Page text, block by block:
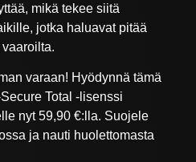
mikä tekee siitä
jotka haluavat pitää
varaan! Hyödynnä tämä
Total -lisenssi
nyt 59,90 €:lla. Suojele
ja nauti huolettomasta